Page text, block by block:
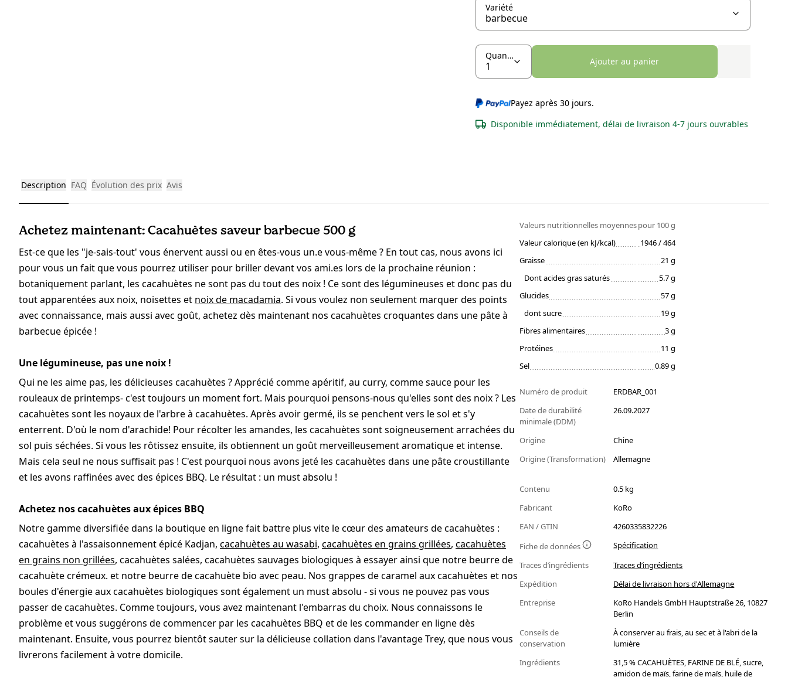
Variété
Quantité
Ajouter au panier
Payez après 30 jours.
Disponible immédiatement, délai de livraison 4-7 jours ouvrables
Description FAQ Évolution des prix Avis
Achetez maintenant: Cacahuètes saveur barbecue 500 g
Est-ce que les "je-sais-tout' vous énervent aussi ou en êtes-vous un.e vous-même ? En tout cas, nous avons ici
pour vous un fait que vous pourrez utiliser pour briller devant vos ami.es lors de la prochaine réunion :
botaniquement parlant, les cacahuètes ne sont pas du tout des noix ! Ce sont des légumineuses et donc pas du
tout apparentées aux noix, noisettes et noix de macadamia. Si vous voulez non seulement marquer des points
avec connaissance, mais aussi avec goût, achetez dès maintenant nos cacahuètes croquantes dans une pâte à
barbecue épicée !
Une légumineuse, pas une noix !
Qui ne les aime pas, les délicieuses cacahuètes ? Apprécié comme apéritif, au curry, comme sauce pour les
rouleaux de printemps- c'est toujours un moment fort. Mais pourquoi pensons-nous qu'elles sont des noix ? Les
cacahuètes sont les noyaux de l'arbre à cacahuètes. Après avoir germé, ils se penchent vers le sol et s'y
enterrent. D'où le nom d'arachide! Pour récolter les amandes, les cacahuètes sont soigneusement arrachées du
sol puis séchées. Si vous les rôtissez ensuite, ils obtiennent un goût merveilleusement aromatique et intense.
Mais cela seul ne nous suffisait pas ! C'est pourquoi nous avons jeté les cacahuètes dans une pâte croustillante
et les avons raffinées avec des épices BBQ. Le résultat : un must absolu !
Achetez nos cacahuètes aux épices BBQ
Notre gamme diversifiée dans la boutique en ligne fait battre plus vite le cœur des amateurs de cacahuètes :
cacahuètes à l'assaisonnement épicé Kadjan, cacahuètes au wasabi, cacahuètes en grains grillées, cacahuètes
en grains non grillées, cacahuètes salées, cacahuètes sauvages biologiques à essayer ainsi que notre beurre de
cacahuète crémeux. et notre beurre de cacahuète bio avec peau. Nos grappes de caramel aux cacahuètes et nos
boules d'énergie aux cacahuètes biologiques sont également un must absolu - si vous ne pouvez pas vous
passer de cacahuètes. Comme toujours, vous avez maintenant l'embarras du choix. Nous connaissons le
problème et vous suggérons de commencer par les cacahuètes BBQ et de les commander en ligne dès
maintenant. Ensuite, vous pourrez bientôt sauter sur la délicieuse collation dans l'avantage Trey, que nous vous
livrerons facilement à votre domicile.
Valeurs nutritionnelles moyennespour 100 g
Valeur calorique (en kJ/kcal)
1946 / 464
Graisse
21 g
Dont acides gras saturés
5.7 g
Glucides
57 g
dont sucre
19 g
Fibres alimentaires
3 g
Protéines
11 g
Sel
0.89 g
Numéro de produit
ERDBAR_001
Date de durabilité
minimale (DDM)
26.09.2027
Origine
Chine
Origine (Transformation)
Allemagne
Contenu
0.5 kg
Fabricant
KoRo
EAN / GTIN
4260335832226
Fiche de données
Spécification
Traces d’ingrédients
Traces d’ingrédients
Expédition
Délai de livraison hors d'Allemagne
Entreprise
KoRo Handels GmbH Hauptstraße 26, 10827
Berlin
Conseils de
conservation
À conserver au frais, au sec et à l'abri de la
lumière
Ingrédients
31,5 % CACAHUÈTES, FARINE DE BLÉ, sucre,
amidon de maïs, farine de maïs, huile de